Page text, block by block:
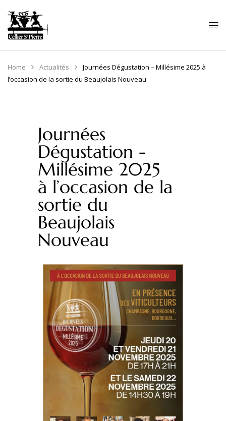
Home Actualités
Journées Dégustation – Millésime 2025 à
l’occasion de la sortie du Beaujolais Nouveau
Journées
Dégustation -
Millésime 2025
à l’occasion de la
sortie du
Beaujolais
Nouveau